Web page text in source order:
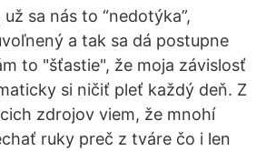
sa nás to “nedotýka”,
a tak sa dá postupne
to "šťastie", že moja závislosť
si ničiť pleť každý deň. Z
zdrojov viem, že mnohí
ruky preč z tváre čo i len